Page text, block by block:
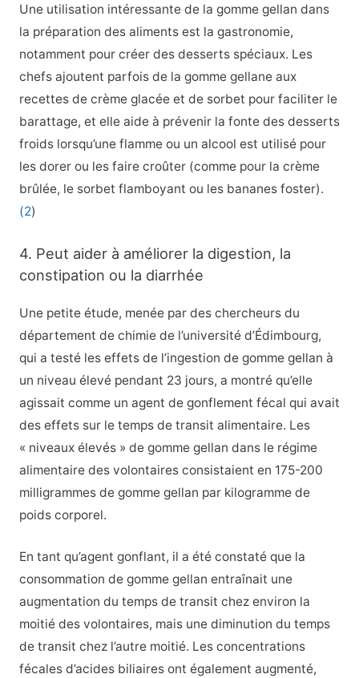
Une utilisation intéressante de la gomme gellan dans
la préparation des aliments est la gastronomie,
notamment pour créer des desserts spéciaux. Les
chefs ajoutent parfois de la gomme gellane aux
recettes de crème glacée et de sorbet pour faciliter le
barattage, et elle aide à prévenir la fonte des desserts
froids lorsqu’une flamme ou un alcool est utilisé pour
les dorer ou les faire croûter (comme pour la crème
brûlée, le sorbet flamboyant ou les bananes foster).
(2)
4. Peut aider à améliorer la digestion, la
constipation ou la diarrhée
Une petite étude, menée par des chercheurs du
département de chimie de l’université d’Édimbourg,
qui a testé les effets de l’ingestion de gomme gellan à
un niveau élevé pendant 23 jours, a montré qu’elle
agissait comme un agent de gonflement fécal qui avait
des effets sur le temps de transit alimentaire. Les
« niveaux élevés » de gomme gellan dans le régime
alimentaire des volontaires consistaient en 175-200
milligrammes de gomme gellan par kilogramme de
poids corporel.
En tant qu’agent gonflant, il a été constaté que la
consommation de gomme gellan entraînait une
augmentation du temps de transit chez environ la
moitié des volontaires, mais une diminution du temps
de transit chez l’autre moitié. Les concentrations
fécales d’acides biliaires ont également augmenté,